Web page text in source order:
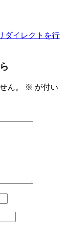
ダイレクトを行
ん。 ※ が付い